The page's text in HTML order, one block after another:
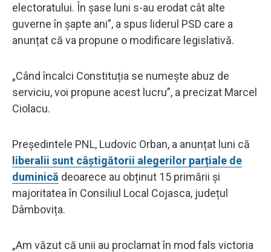
electoratului. În șase luni s-au erodat cât alte
guverne în șapte ani”, a spus liderul PSD care a
anunțat că va propune o modificare legislativă.
„Când încalci Constituția se numește abuz de
serviciu, voi propune acest lucru”, a precizat Marcel
Ciolacu.
Președintele PNL, Ludovic Orban, a anunțat luni că
liberalii sunt câștigătorii alegerilor parțiale de
duminică deoarece au obținut 15 primării și
majoritatea în Consiliul Local Cojasca, județul
Dâmbovița.
„Am văzut că unii au proclamat în mod fals victoria